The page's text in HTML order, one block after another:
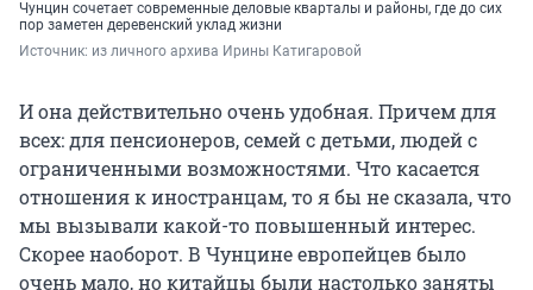
Чунцин сочетает современные деловые кварталы и районы, где до сих
пор заметен деревенский уклад жизни
Источник: из личного архива Ирины Катигаровой
И она действительно очень удобная. Причем для
всех: для пенсионеров, семей с детьми, людей с
ограниченными возможностями. Что касается
отношения к иностранцам, то я бы не сказала, что
мы вызывали какой-то повышенный интерес.
Скорее наоборот. В Чунцине европейцев было
очень мало, но китайцы были настолько заняты